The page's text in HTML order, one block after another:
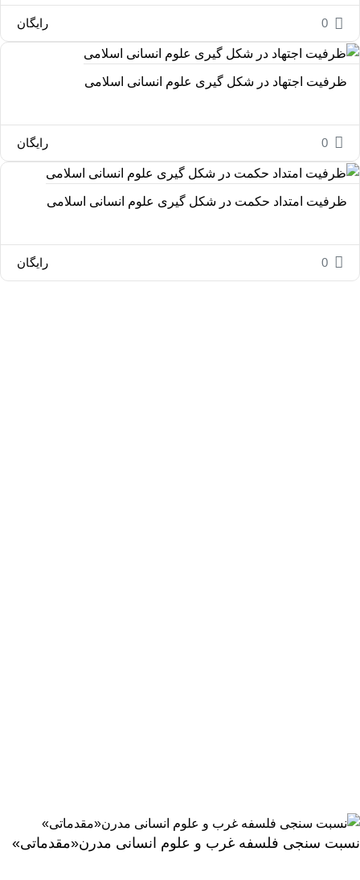
0 رایگان
ظرفیت اجتهاد در شکل گیری علوم انسانی اسلامی
0 رایگان
ظرفیت امتداد حکمت در شکل گیری علوم انسانی اسلامی
0
رایگان
نسبت سنجی فلسفه غرب و علوم انسانی مدرن«مقدماتی»